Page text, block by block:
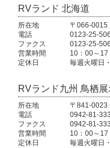
RVランド 北海道
所在地
〒066-
電話
0123-25-
ファクス
0123-25-
営業時間
10：00～17
定休日
毎週火曜日
RVランド九州 鳥栖
所在地
〒841-0023
電話
0942-81-
ファクス
0942-81-
営業時間
10：00～17
定休日
毎週火曜日